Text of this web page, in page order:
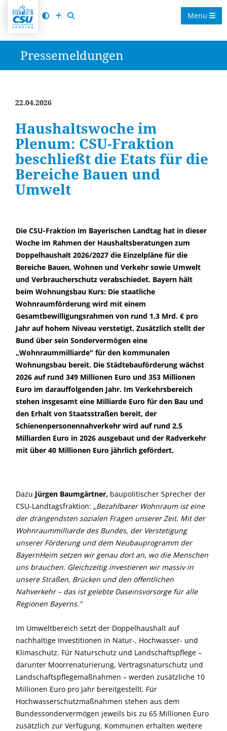
Menu
Pressemeldungen
22.04.2026
Haushaltswoche im
Plenum: CSU-Fraktion
beschließt die Etats für die
Bereiche Bauen und
Umwelt
Die CSU-Fraktion im Bayerischen Landtag hat in dieser
Woche im Rahmen der Haushaltsberatungen zum
Doppelhaushalt 2026/2027 die Einzelpläne für die
Bereiche Bauen, Wohnen und Verkehr sowie Umwelt
und Verbraucherschutz verabschiedet. Bayern hält
beim Wohnungsbau Kurs: Die staatliche
Wohnraumförderung wird mit einem
Gesamtbewilligungsrahmen von rund 1,3 Mrd. € pro
Jahr auf hohem Niveau verstetigt. Zusätzlich stellt der
Bund über sein Sondervermögen eine
Wohnraummilliarde" für den kommunalen
Wohnungsbau bereit. Die Städtebauförderung wächst
2026 auf rund 349 Millionen Euro und 353 Millionen
Euro im darauffolgenden Jahr. Im Verkehrsbereich
stehen insgesamt eine Milliarde Euro für den Bau und
den Erhalt von Staatsstraßen bereit, der
Schienenpersonennahverkehr wird auf rund 2,5
Milliarden Euro in 2026 ausgebaut und der Radverkehr
mit über 40 Millionen Euro jährlich gefördert.
Dazu Jürgen Baumgärtner, baupolitischer Sprecher der
CSU-Landtagsfraktion: Bezahlbarer Wohnraum ist eine
der drängendsten sozialen Fragen unserer Zeit. Mit der
Wohnraummilliarde des Bundes, der Verstetigung
unserer Förderung und dem Neubauprogramm der
BayernHeim setzen wir genau dort an, wo die Menschen
uns brauchen. Gleichzeitig investieren wir massiv in
unsere Straßen, Brücken und den öffentlichen
Nahverkehr – das ist gelebte Daseinsvorsorge für alle
Regionen Bayerns."
Im Umweltbereich setzt der Doppelhaushalt auf
nachhaltige Investitionen in Natur-, Hochwasser- und
Klimaschutz. Für Naturschutz und Landschaftspflege –
darunter Moorrenaturierung, Vertragsnaturschutz und
Landschaftspflegemaßnahmen – werden zusätzliche 10
Millionen Euro pro Jahr bereitgestellt. Für
Hochwasserschutzmaßnahmen stehen aus dem
Bundessondervermögen jeweils bis zu 65 Millionen Euro
zusätzlich zur Verfügung. Kommunen erhalten weitere